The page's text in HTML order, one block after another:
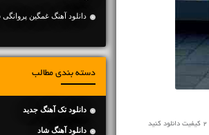
دانلود آهنگ غمگین
دسته بندی مطالب
دانلود تک آهنگ جدید
دانلود آهنگ شاد